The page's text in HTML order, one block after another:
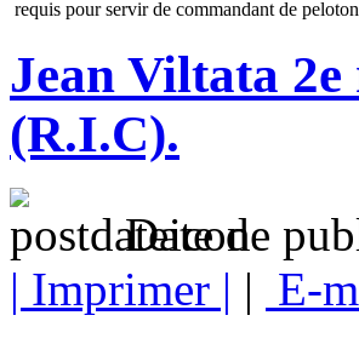
Jean Viltata
(R.I.C).
Date de
| Imprimer | | E-